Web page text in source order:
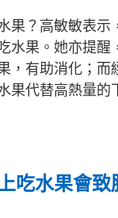
果？高敏敏表示
水果。她亦提醒
，有助消化；而
果代替高熱量的
吃水果會致